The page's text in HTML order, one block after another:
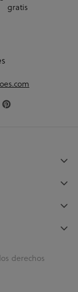
gratis
derechos